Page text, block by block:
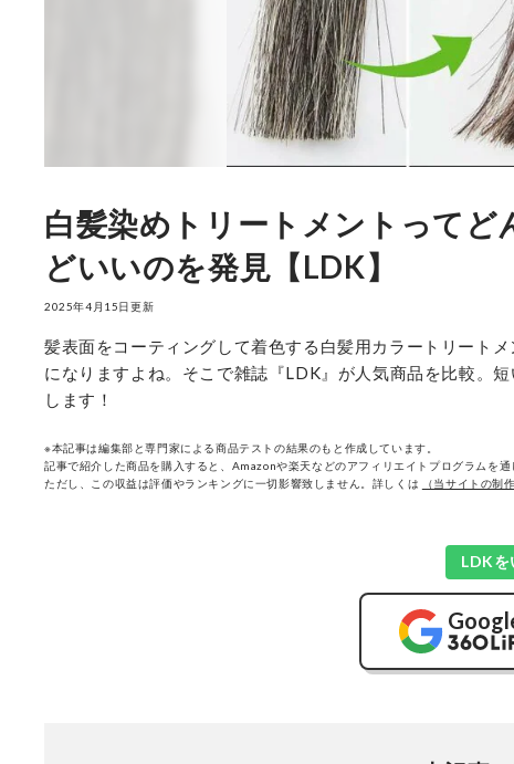
白髪染めトリートメントってど
どいいのを発見【LDK】
2025年4月15日更新
髪表面をコーティングして着色する白髪用カラートリート
になりますよね。そこで雑誌『LDK』が人気商品を比較。
します！
※本記事は編集部と専門家による商品テストの結果のもと作成しています。
記事で紹介した商品を購入すると、Amazonや楽天などのアフィリエイトプログラムを
ただし、この収益は評価やランキングに一切影響致しません。詳しくは
（当サイトの制
LDKを